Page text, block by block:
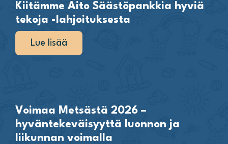
Kiitämme Aito Säästöpankkia hyviä
tekoja -lahjoituksesta
Lue lisää
Voimaa Metsästä 2026 –
hyväntekeväisyyttä luonnon ja
liikunnan voimalla